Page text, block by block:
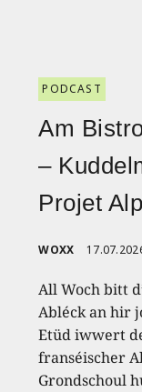
PODCAST
Am
–
Projet
WOXX
All Woch bitt
Abléck an hir
Etüd iwwert
franséischer
Grondschoul